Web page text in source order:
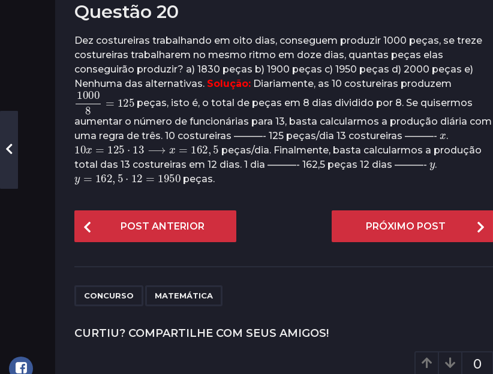
Questão 20
Dez costureiras trabalhando em oito dias, conseguem produzir 1000 peças, se treze
costureiras trabalharem no mesmo ritmo em doze dias, quantas peças elas
conseguirão produzir? a) 1830 peças b) 1900 peças c) 1950 peças d) 2000 peças e)
Nenhuma das alternativas. Solução: Diariamente, as 10 costureiras produzem
1000 =
peças, isto é, o total de peças em 8 dias dividido por 8. Se quisermos
aumentar o número de funcionárias para 13, basta calcularmos a produção diária com
uma regra de três. 10 costureiras ———- 125 peças/dia 13 costureiras ———-
x
.
10 x=125⋅13⟶ x= 162,5
peças/dia. Finalmente, basta calcularmos a produção
total das 13 costureiras em 12 dias. 1 dia ———- 162,5 peças 12 dias ———-
y
.
y=162,5⋅12=1950
peças.
P
o
P
g
POST ANTERIOR PRÓXIMO POST
CONCURSO MATEMÁTICA
CURTIU? COMPARTILHE COM SEUS AMIGOS!
0